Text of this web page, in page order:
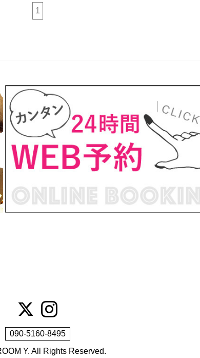
1
090-5160-8495
Y. All Rights Reserved.